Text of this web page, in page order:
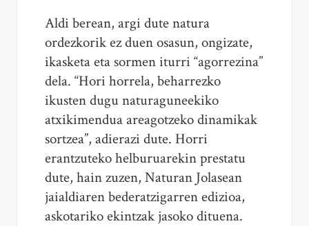
Aldi berean, argi dute natura
ordezkorik ez duen osasun, ongizate,
ikasketa eta sormen iturri “agorrezina”
dela. “Hori horrela, beharrezko
ikusten dugu naturaguneekiko
atxikimendua areagotzeko dinamikak
sortzea”, adierazi dute. Horri
erantzuteko helburuarekin prestatu
dute, hain zuzen, Naturan Jolasean
jaialdiaren bederatzigarren edizioa,
askotariko ekintzak jasoko dituena.